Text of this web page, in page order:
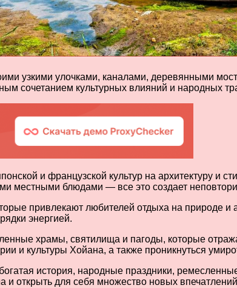
узкими улочками, каналами, деревянными
сочетанием культурных влияний и народных
и французской культур на архитектуру и
местными блюдами — все это создает
привлекают любителей отдыха на природе
энергией.
храмы, святилища и пагоды, которые
и культуры Хойана, а также проникнуться
история, народные праздники,
и открыть для себя множество новых